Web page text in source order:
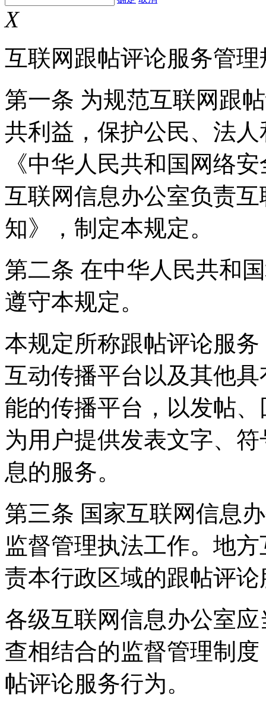
X
互联网跟帖评论服务管理
第一条 为规范互联网跟
共利益，保护公民、法
《中华人民共和国网络
互联网信息办公室负责
知》，制定本规定。
第二条 在中华人民共和
遵守本规定。
本规定所称跟帖评论服
互动传播平台以及其他
能的传播平台，以发帖
为用户提供发表文字、
息的服务。
第三条 国家互联网信息
监督管理执法工作。地
责本行政区域的跟帖评
各级互联网信息办公室
查相结合的监督管理制
帖评论服务行为。